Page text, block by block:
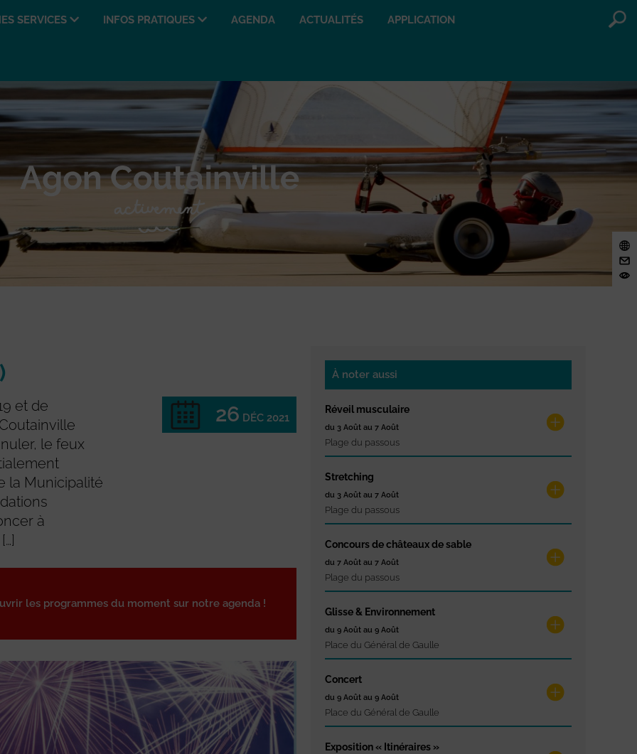
SERVICES INFOS PRATIQUES AGENDA ACTUALITÉS APPLICATION
et de
le feux
la Municipalité
à
26 DÉC 2021
les programmes du moment sur notre agenda !
À noter aussi
Réveil musculaire
du 3 Août au 7 Août
Plage du passous
Stretching
du 3 Août au 7 Août
Plage du passous
Concours de châteaux de sable
du 7 Août au 7 Août
Plage du passous
Glisse & Environnement
du 9 Août au 9 Août
Place du Général de Gaulle
Concert
du 9 Août au 9 Août
Place du Général de Gaulle
Exposition « Itinéraires »